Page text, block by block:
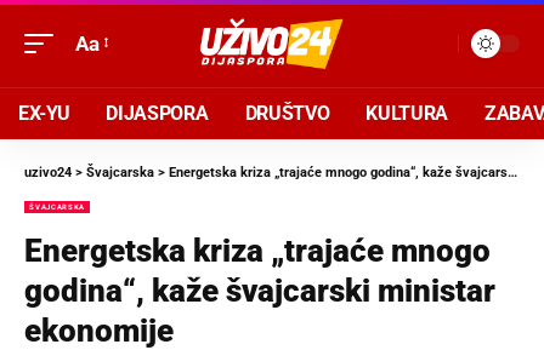
Aa
EX-YU DIJASPORA DRUŠTVO KULTURA
uzivo24 > Švajcarska > Energetska kriza „trajaće mnogo godina“, kaže švajcarski ministar ekonomije
ŠVAJCARSKA
Energetska kriza „trajaće mnogo
godina“, kaže švajcarski ministar
ekonomije